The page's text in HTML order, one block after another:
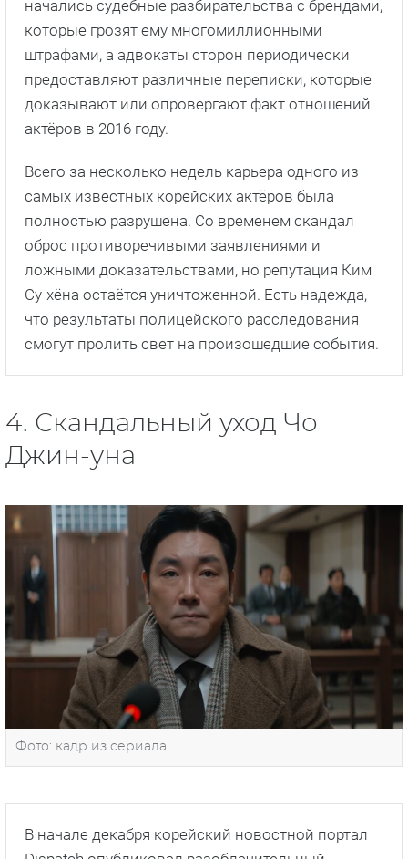
начались судебные разбирательства с брендами,
которые грозят ему многомиллионными
штрафами, а адвокаты сторон периодически
предоставляют различные переписки, которые
доказывают или опровергают факт отношений
актёров в 2016 году.
Всего за несколько недель карьера одного из
самых известных корейских актёров была
полностью разрушена. Со временем скандал
оброс противоречивыми заявлениями и
ложными доказательствами, но репутация Ким
Су-хёна остаётся уничтоженной. Есть надежда,
что результаты полицейского расследования
смогут пролить свет на произошедшие события.
4. Скандальный уход Чо
Джин-уна
Фото: кадр из сериала
В начале декабря корейский новостной портал